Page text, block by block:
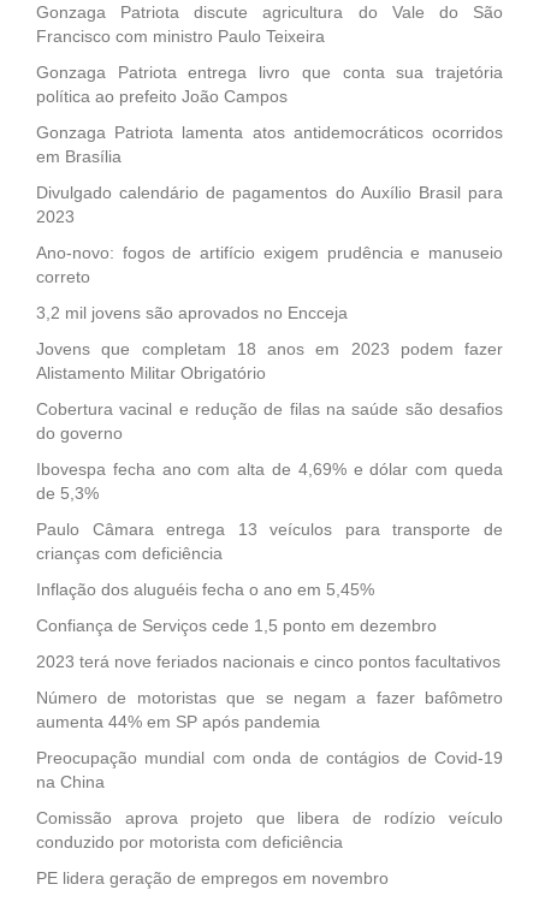
Gonzaga Patriota discute agricultura do Vale do São
Francisco com ministro Paulo Teixeira
Gonzaga Patriota entrega livro que conta sua trajetória
política ao prefeito João Campos
Gonzaga Patriota lamenta atos antidemocráticos ocorridos
em Brasília
Divulgado calendário de pagamentos do Auxílio Brasil para
2023
Ano-novo: fogos de artifício exigem prudência e manuseio
correto
3,2 mil jovens são aprovados no Encceja
Jovens que completam 18 anos em 2023 podem fazer
Alistamento Militar Obrigatório
Cobertura vacinal e redução de filas na saúde são desafios
do governo
Ibovespa fecha ano com alta de 4,69% e dólar com queda
de 5,3%
Paulo Câmara entrega 13 veículos para transporte de
crianças com deficiência
Inflação dos aluguéis fecha o ano em 5,45%
Confiança de Serviços cede 1,5 ponto em dezembro
2023 terá nove feriados nacionais e cinco pontos facultativos
Número de motoristas que se negam a fazer bafômetro
aumenta 44% em SP após pandemia
Preocupação mundial com onda de contágios de Covid-19
na China
Comissão aprova projeto que libera de rodízio veículo
conduzido por motorista com deficiência
PE lidera geração de empregos em novembro